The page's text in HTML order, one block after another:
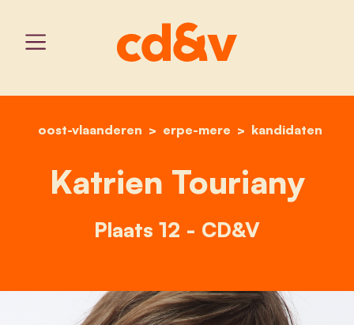
home
oost-vlaanderen erpe-mere kandidaten
katrien touriany
Katrien Touriany
Plaats 12 - CD&V